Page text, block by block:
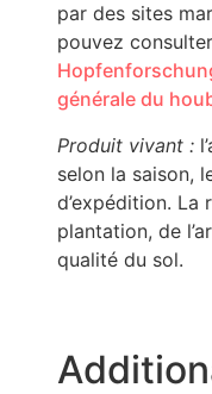
par des sites
pouvez
générale du
Produit vivant :
selon la saison,
d’expédition. La
plantation, de
qualité du sol.